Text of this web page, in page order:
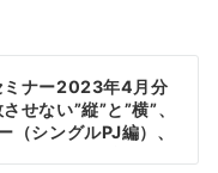
ミナー2023年4月分
ない”縦”と”横”、
シングルPJ編）、